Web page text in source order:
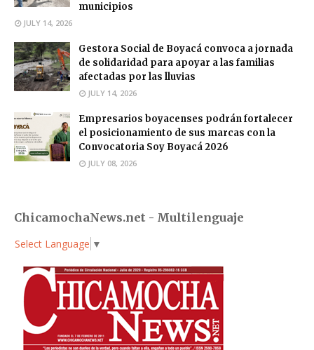
municipios
JULY 14, 2026
Gestora Social de Boyacá convoca a jornada
de solidaridad para apoyar a las familias
afectadas por las lluvias
JULY 14, 2026
Empresarios boyacenses podrán fortalecer
el posicionamiento de sus marcas con la
Convocatoria Soy Boyacá 2026
JULY 08, 2026
ChicamochaNews.net - Multilenguaje
Select Language ▼